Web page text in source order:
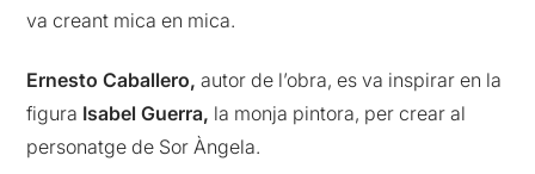
va creant mica en mica.
Ernesto Caballero,autor de l’obra, es va inspirar en la
figura Isabel Guerra, la monja pintora, per crear al
personatge de Sor Àngela.